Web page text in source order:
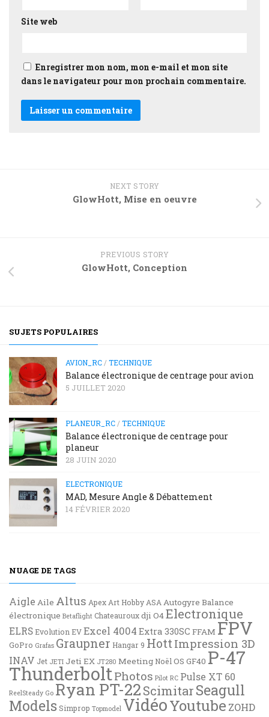
Site web
Enregistrer mon nom, mon e-mail et mon site
dans le navigateur pour mon prochain commentaire.
NEXT STORY
GlowHott, Mise en oeuvre
PREVIOUS STORY
GlowHott, Conception
SUJETS POPULAIRES
AVION_RC/TECHNIQUE
Balance électronique de centrage pour avion
5 JUILLET 2020
PLANEUR_RC/TECHNIQUE
Balance électronique de centrage pour
planeur
28 JUIN 2020
ELECTRONIQUE
MAD, Mesure Angle & Débattement
14 FÉVRIER 2020
NUAGE DE TAGS
Aigle Aile Altus ApexArt HobbyASAAutogyre Balance
électronique Betaflight Chateaurouxdji O4Electronique
ELRS Evolution EVExcel 4004 Extra 330SC FFAM FPV
GoPro Grafas Graupner Hangar 9 HottImpression 3D
INAV Jet JETI Jeti EX JT280 Meeting NoëlOS GF40 P-47
ThunderboltPhotos Pilot RC Pulse XT 60
ReelSteady Go Ryan PT-22ScimitarSeagull
ModelsSimprop Topmodel VidéoYoutube ZOHD